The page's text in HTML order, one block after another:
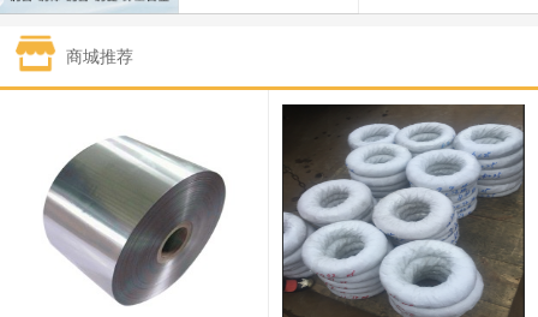
1#白银 15,100—15,110 15,105 -70
钯金
331,000 -10,000
89,000—95,000 92,000 1,000
2#锑 85,000—91,000 88,000 1,000
1#镁 17,000—18,000 17,500 0
18,900—19,100 19,000 100
商城推荐